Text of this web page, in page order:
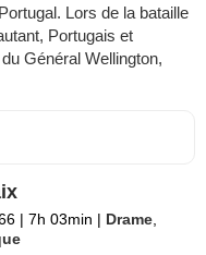
Lors de la bataille
Portugais et
Général Wellington,
| 7h 03min | Drame